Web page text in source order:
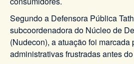
Segundo a Defensora Pública
subcoordenadora do Núcleo de
(Nudecon), a atuação foi marcada
administrativas frustradas antes